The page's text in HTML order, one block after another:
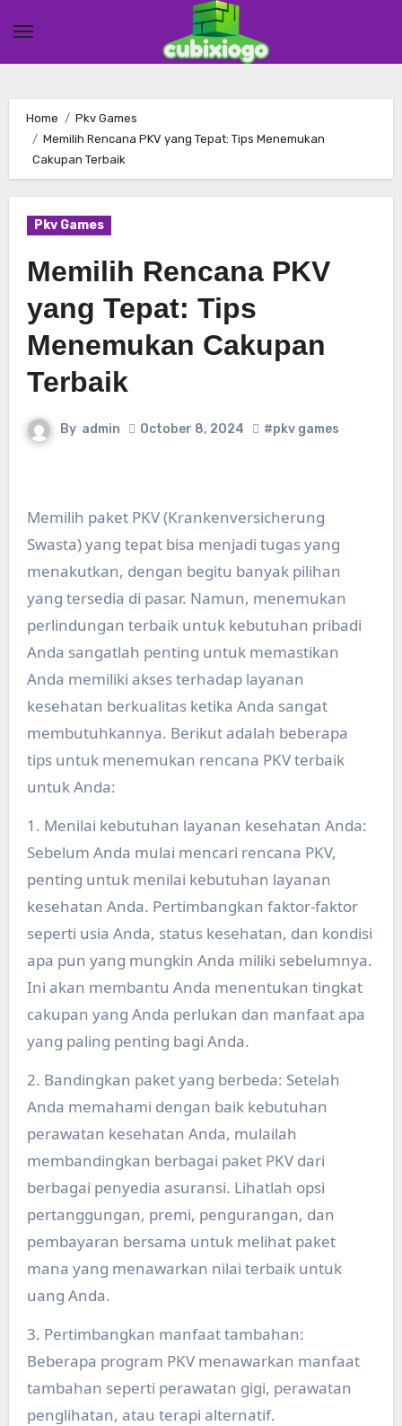
content
Home
Pkv Games
Memilih Rencana PKV yang Tepat: Tips Menemukan
Cakupan Terbaik
Pkv Games
Memilih Rencana PKV
yang Tepat: Tips
Menemukan Cakupan
Terbaik
By admin October 8, 2024 #pkv games
Memilih paket PKV (Krankenversicherung
Swasta) yang tepat bisa menjadi tugas yang
menakutkan, dengan begitu banyak pilihan
yang tersedia di pasar. Namun, menemukan
perlindungan terbaik untuk kebutuhan pribadi
Anda sangatlah penting untuk memastikan
Anda memiliki akses terhadap layanan
kesehatan berkualitas ketika Anda sangat
membutuhkannya. Berikut adalah beberapa
tips untuk menemukan rencana PKV terbaik
untuk Anda:
1. Menilai kebutuhan layanan kesehatan Anda:
Sebelum Anda mulai mencari rencana PKV,
penting untuk menilai kebutuhan layanan
kesehatan Anda. Pertimbangkan faktor-faktor
seperti usia Anda, status kesehatan, dan kondisi
apa pun yang mungkin Anda miliki sebelumnya.
Ini akan membantu Anda menentukan tingkat
cakupan yang Anda perlukan dan manfaat apa
yang paling penting bagi Anda.
2. Bandingkan paket yang berbeda: Setelah
Anda memahami dengan baik kebutuhan
perawatan kesehatan Anda, mulailah
membandingkan berbagai paket PKV dari
berbagai penyedia asuransi. Lihatlah opsi
pertanggungan, premi, pengurangan, dan
pembayaran bersama untuk melihat paket
mana yang menawarkan nilai terbaik untuk
uang Anda.
3. Pertimbangkan manfaat tambahan:
Beberapa program PKV menawarkan manfaat
tambahan seperti perawatan gigi, perawatan
penglihatan, atau terapi alternatif.